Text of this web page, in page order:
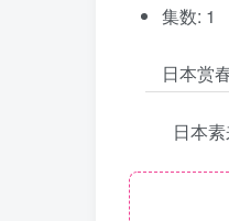
集数: 1
日本赏
日本